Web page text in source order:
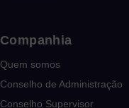
Companhia
Quem somos
Conselho de Administração
Conselho Supervisor